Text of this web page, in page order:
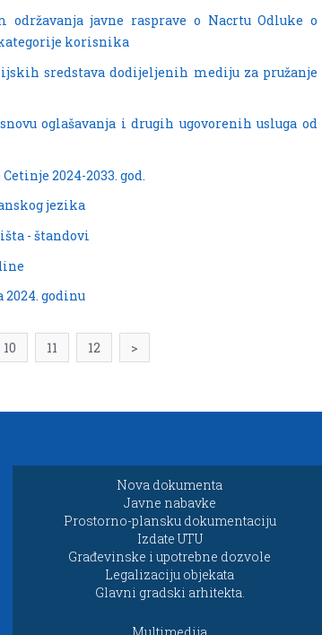
održavanja javne rasprave o Nacrtu Odluke o
korisnika
sredstava dodijeljenih mediju za pružanje
oglašavanja i drugih ugovorenih usluga od
2024-2033. god.
jezika
- štandovi
2024. godinu
10 11 12 >
Nova dokumenta
Javne nabavke
Prostorno-plansku dokumentaciju
Izdate UTU
Građevinske i upotrebne dozvole
Legalizaciju objekata
Glavni gradski arhitekta.